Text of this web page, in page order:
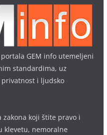
GEM info utemeljeni
standardima, uz
i ljudsko
zakona koji štite pravo i
klevetu, nemoralne